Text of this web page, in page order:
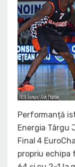
Performanță
Energia Târgu
Final 4
propriu echipa